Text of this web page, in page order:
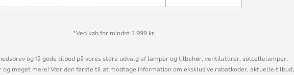
*Ved køb for mindst 1 999 kr.
og få gode tilbud på vores store udvalg af lamper og tilbehør, ventilatorer, solcellelamper,
og meget mere! Vær den første til at modtage information om eksklusive rabatkoder, aktuelle tilbud,